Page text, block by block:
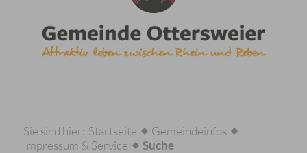
Sie sind hier: Startseite
Gemeindeinfos
Impressum & Service
Suche